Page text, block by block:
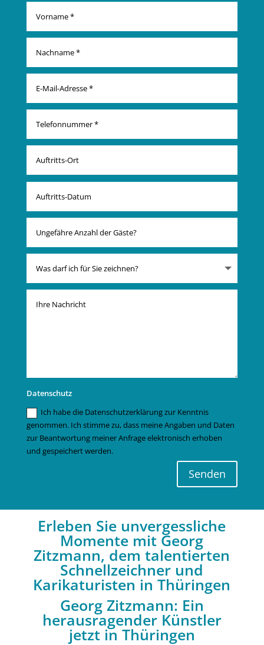
Datenschutz
Ich habe die Datenschutzerklärung zur Kenntnis
genommen. Ich stimme zu, dass meine Angaben und Daten
zur Beantwortung meiner Anfrage elektronisch erhoben
und gespeichert werden.
Senden
Erleben Sie unvergessliche
Momente mit Georg
Zitzmann, dem talentierten
Schnellzeichner und
Karikaturisten in Thüringen
Georg Zitzmann: Ein
herausragender Künstler
jetzt in Thüringen